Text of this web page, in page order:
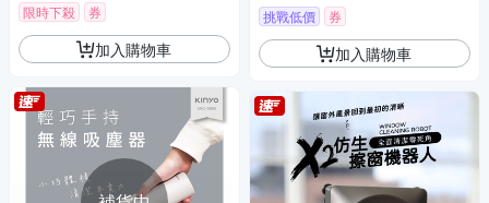
限時下殺 券
加入購物車
挑戰低價 券
加入購物車